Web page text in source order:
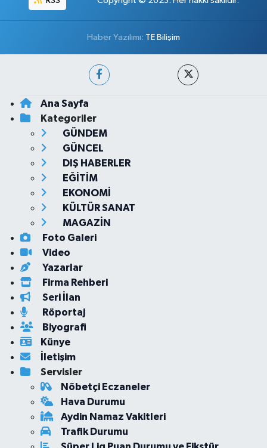
Haber Yazılımı: TE Bilişim
Ana Sayfa
Kategoriler
GÜNDEM
GÜNCEL
DIŞ HABERLER
EĞİTİM
EKONOMİ
KÜLTÜR SANAT
MAGAZİN
Foto Galeri
Video
Yazarlar
Firma Rehberi
Seri İlan
Röportaj
Biyografi
Künye
İletişim
Servisler
Nöbetçi Eczaneler
Hava Durumu
Aydin Namaz Vakitleri
Trafik Durumu